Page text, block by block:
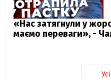
«Нас затягнули у
маємо переваги», -